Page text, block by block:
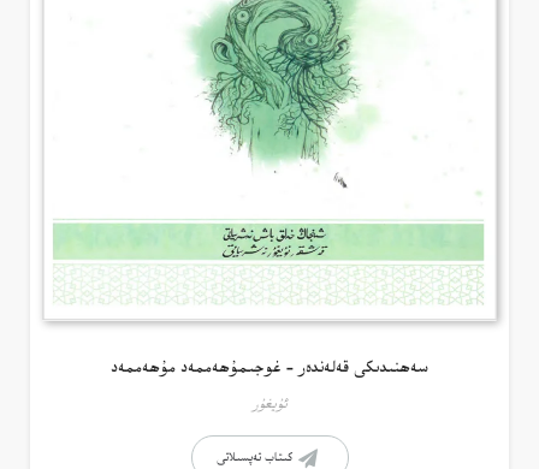
سەھنىدىكى قەلەندەر – غوجىمۇھەممەد مۇھەممەد
ئۇيغۇر
كىتاب تەپسىلاتى